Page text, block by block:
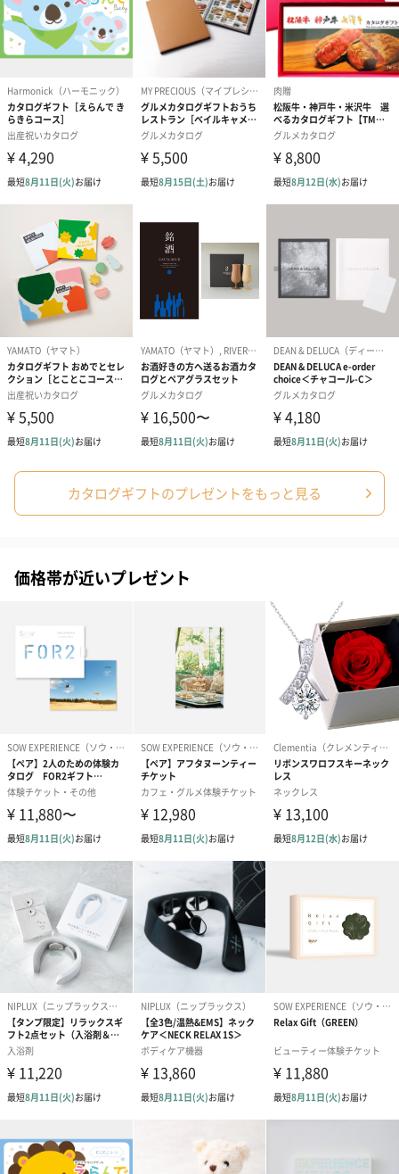
紙袋
お渡し用の紙袋です。
商品に合わせたサイズをお届けします。
あり（280円）
メッセージカード（通常・写真・グリーティング）
誕生日や結婚祝い・出産祝いなど、様々なシーンのメッセージカ
ードを同梱します。
メッセージカードや封筒のデザインは一部変更する場合がありま
す。
写真付きメッセージカ
写真付きメッセージカ
ード（Thank you）ピ
Birthday ホワ
刷なし）（
結婚祝いちょい足しギフト
結婚祝いギフトへの＋αにおすすめです。新生活を彩るギフトオプ
商品と同梱してお届けいたします。
ブライダルロリポップ
ドレス（いちご味)
（1,122円）
ブライダルロリポップ
タキシード（コーラ味)
（1,122円）
今治タオルケ
ンドタオル・
タオル）（
生花
生花のブーケを同梱します。
※9-15時にご注文いただく場合、最短のお届け可能日が通常より
も1日遅くなります。
カタログギフトのプレゼントをもっと見る
価格帯が近いプレゼント